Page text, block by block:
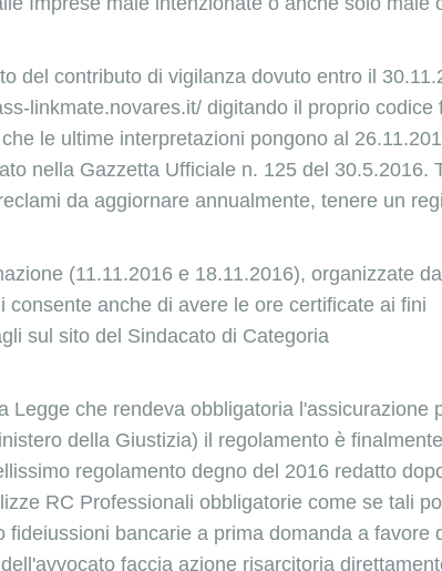
del contributo di vigilanza dovuto entro il
linkmate.novares.it/ digitando il proprio codice
le ultime interpretazioni pongono al
nella Gazzetta Ufficiale n. 125 del 30.5.2016.
da aggiornare annualmente, tenere un
(11.11.2016 e 18.11.2016), organizzate da
anche di avere le ore certificate ai fini
sul sito del Sindacato di Categoria
che rendeva obbligatoria l'assicurazione
della Giustizia) il regolamento è
regolamento degno del 2016 redatto
RC Professionali obbligatorie come se tali
bancarie a prima domanda a favore
faccia azione risarcitoria